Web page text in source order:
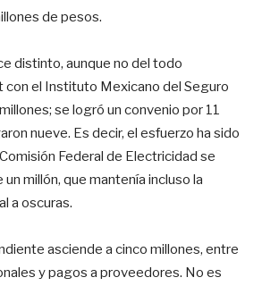
de pesos.
distinto, aunque no del todo
con el Instituto Mexicano del Seguro
se logró un convenio por 11
nueve. Es decir, el esfuerzo ha sido
Federal de Electricidad se
millón, que mantenía incluso la
a oscuras.
asciende a cinco millones, entre
y pagos a proveedores. No es